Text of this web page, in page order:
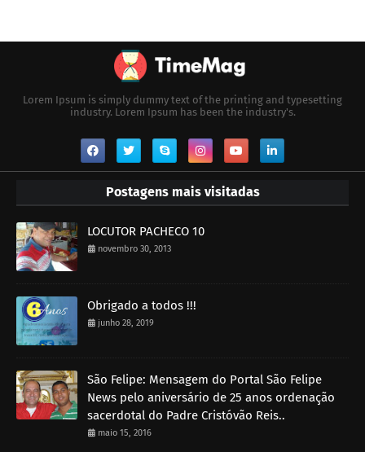
Lorem Ipsum is simply dummy text of the printing and typesetting
industry. Lorem Ipsum has been the industry's.
Postagens mais visitadas
LOCUTOR PACHECO 10
novembro 30, 2013
Obrigado a todos !!!
junho 28, 2019
São Felipe: Mensagem do Portal São Felipe
News pelo aniversário de 25 anos ordenação
sacerdotal do Padre Cristóvão Reis..
maio 15, 2016